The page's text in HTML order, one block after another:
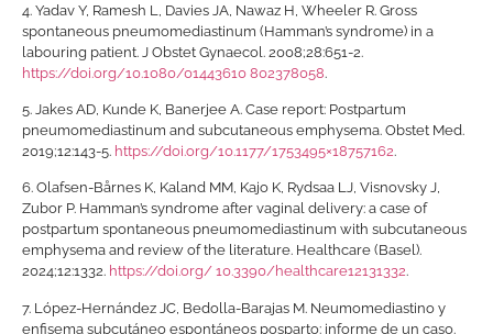
4. Yadav Y, Ramesh L, Davies JA, Nawaz H, Wheeler R. Gross
spontaneous pneumomediastinum (Hamman’s syndrome) in a
labouring patient. J Obstet Gynaecol. 2008;28:651-2.
https://doi.org/10.1080/01443610 802378058.
5. Jakes AD, Kunde K, Banerjee A. Case report: Postpartum
pneumomediastinum and subcutaneous emphysema. Obstet Med.
2019;12:143-5. https://doi.org/10.1177/1753495×18757162.
6. Olafsen-Bårnes K, Kaland MM, Kajo K, Rydsaa LJ, Visnovsky J,
Zubor P. Hamman’s syndrome after vaginal delivery: a case of
postpartum spontaneous pneumomediastinum with subcutaneous
emphysema and review of the literature. Healthcare (Basel).
2024;12:1332. https://doi.org/ 10.3390/healthcare12131332.
7. López-Hernández JC, Bedolla-Barajas M. Neumomediastino y
enfisema subcutáneo espontáneos posparto: informe de un caso.